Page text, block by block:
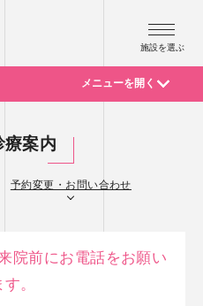
施設を選ぶ
メニューを開く
交通アクセス
1001
療案内
予約変更・お問い合わせ
院前にお電話をお願い
。